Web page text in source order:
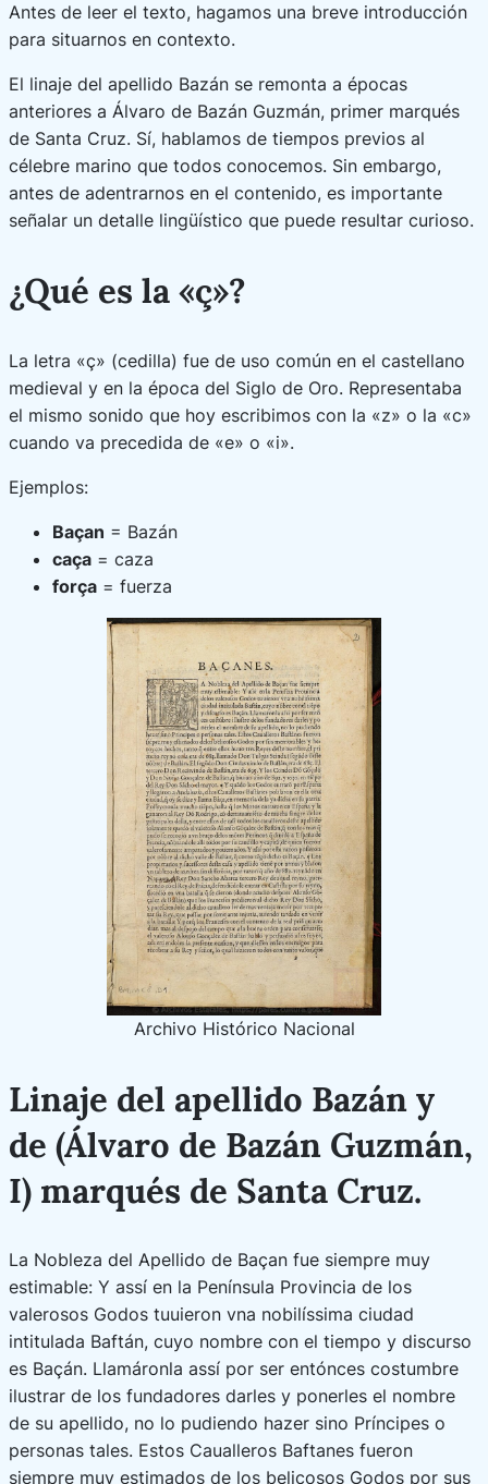
Antes de leer el texto, hagamos una breve introducción
para situarnos en contexto.
El linaje del apellido Bazán se remonta a épocas
anteriores a Álvaro de Bazán Guzmán, primer marqués
de Santa Cruz. Sí, hablamos de tiempos previos al
célebre marino que todos conocemos. Sin embargo,
antes de adentrarnos en el contenido, es importante
señalar un detalle lingüístico que puede resultar curioso.
¿Qué es la «ç»?
La letra «ç» (cedilla) fue de uso común en el castellano
medieval y en la época del Siglo de Oro. Representaba
el mismo sonido que hoy escribimos con la «z» o la «c»
cuando va precedida de «e» o «i».
Ejemplos:
Baçan = Bazán
caça = caza
força = fuerza
Archivo Histórico Nacional
Linaje del apellido Bazán y
de (Álvaro de Bazán Guzmán,
I) marqués de Santa Cruz.
La Nobleza del Apellido de Baçan fue siempre muy
estimable: Y assí en la Península Provincia de los
valerosos Godos tuuieron vna nobilíssima ciudad
intitulada Baftán, cuyo nombre con el tiempo y discurso
es Baçán. Llamáronla assí por ser entónces costumbre
ilustrar de los fundadores darles y ponerles el nombre
de su apellido, no lo pudiendo hazer sino Príncipes o
personas tales. Estos Caualleros Baftanes fueron
siempre muy estimados de los belicosos Godos por sus